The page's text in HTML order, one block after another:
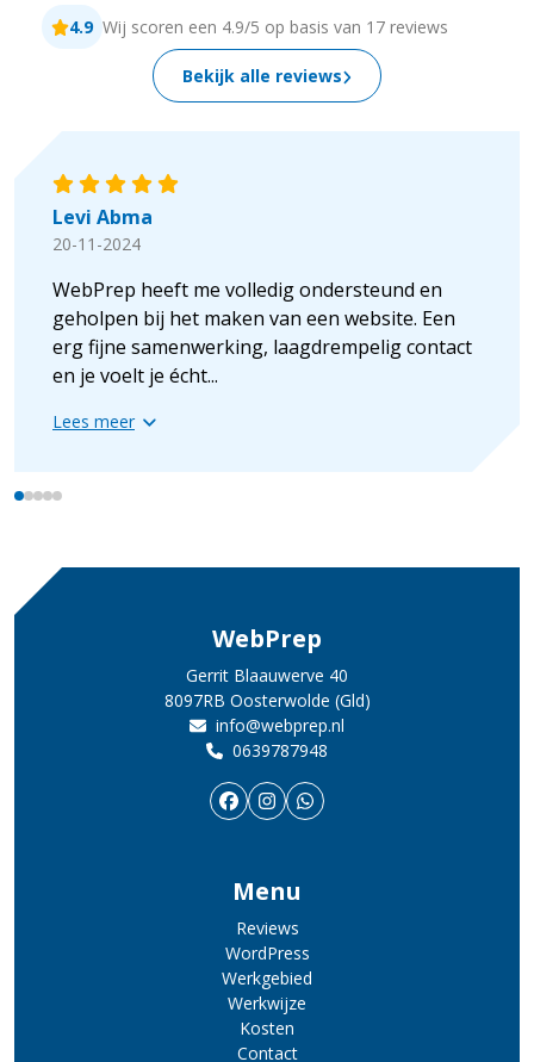
4.9 Wij scoren een 4.9/5 op basis van 17 reviews
Bekijk alle reviews
Levi Abma
20-11-2024
WebPrep heeft me volledig ondersteund en
geholpen bij het maken van een website. Een
erg fijne samenwerking, laagdrempelig contact
en je voelt je écht...
WebPrep
Gerrit Blaauwerve 40
8097RB Oosterwolde (Gld)
info@webprep.nl
0639787948
Menu
Reviews
WordPress
Werkgebied
Werkwijze
Kosten
Contact